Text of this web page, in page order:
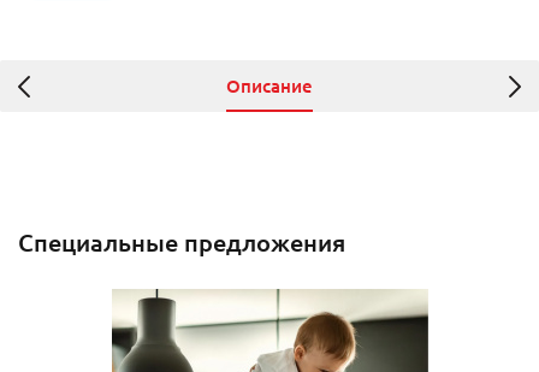
Описание
Специальные предложения